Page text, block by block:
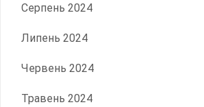
Серпень 2024
Липень 2024
Червень 2024
Травень 2024